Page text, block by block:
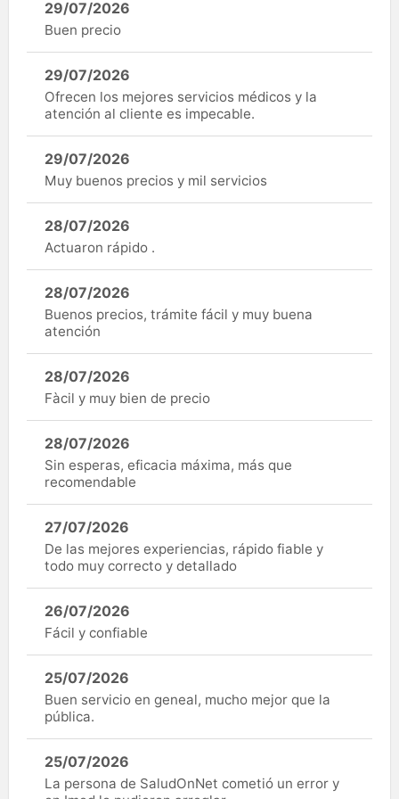
29/07/2026
Buen precio
29/07/2026
Ofrecen los mejores servicios médicos y la
atención al cliente es impecable.
29/07/2026
Muy buenos precios y mil servicios
28/07/2026
Actuaron rápido .
28/07/2026
Buenos precios, trámite fácil y muy buena
atención
28/07/2026
Fàcil y muy bien de precio
28/07/2026
Sin esperas, eficacia máxima, más que
recomendable
27/07/2026
De las mejores experiencias, rápido fiable y
todo muy correcto y detallado
26/07/2026
Fácil y confiable
25/07/2026
Buen servicio en geneal, mucho mejor que la
pública.
25/07/2026
La persona de SaludOnNet cometió un error y